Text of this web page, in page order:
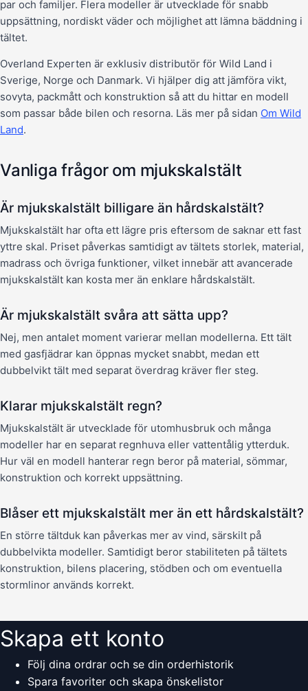
par och familjer. Flera modeller är utvecklade för snabb
uppsättning, nordiskt väder och möjlighet att lämna bäddning i
tältet.
Overland Experten är exklusiv distributör för Wild Land i
Sverige, Norge och Danmark. Vi hjälper dig att jämföra vikt,
sovyta, packmått och konstruktion så att du hittar en modell
som passar både bilen och resorna. Läs mer på sidan Om Wild
Land.
Vanliga frågor om mjukskalstält
Är mjukskalstält billigare än hårdskalstält?
Mjukskalstält har ofta ett lägre pris eftersom de saknar ett fast
yttre skal. Priset påverkas samtidigt av tältets storlek, material,
madrass och övriga funktioner, vilket innebär att avancerade
mjukskalstält kan kosta mer än enklare hårdskalstält.
Är mjukskalstält svåra att sätta upp?
Nej, men antalet moment varierar mellan modellerna. Ett tält
med gasfjädrar kan öppnas mycket snabbt, medan ett
dubbelvikt tält med separat överdrag kräver fler steg.
Klarar mjukskalstält regn?
Mjukskalstält är utvecklade för utomhusbruk och många
modeller har en separat regnhuva eller vattentålig ytterduk.
Hur väl en modell hanterar regn beror på material, sömmar,
konstruktion och korrekt uppsättning.
Blåser ett mjukskalstält mer än ett hårdskalstält?
En större tältduk kan påverkas mer av vind, särskilt på
dubbelvikta modeller. Samtidigt beror stabiliteten på tältets
konstruktion, bilens placering, stödben och om eventuella
stormlinor används korrekt.
Skapa ett konto
Följ dina ordrar och se din orderhistorik
Spara favoriter och skapa önskelistor